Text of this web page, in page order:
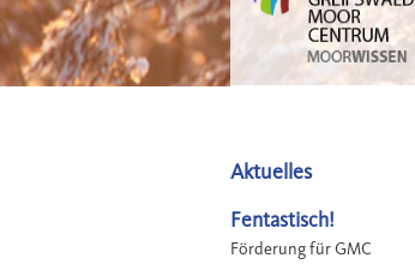
Aktuelles
Fentastisch!
Förderung für GMC